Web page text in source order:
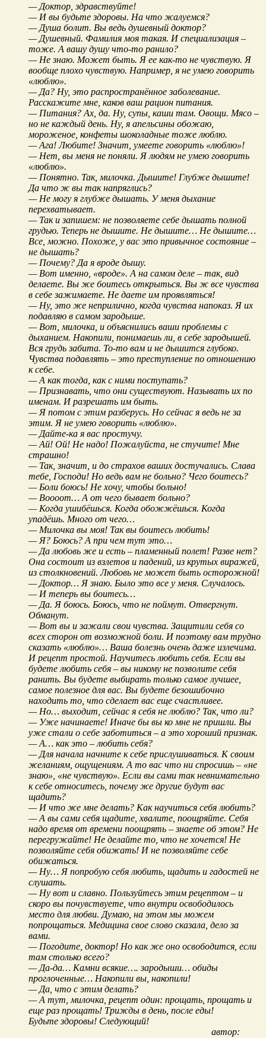
— Доктор, здравствуйте!
— И вы будьте здоровы. На что жалуемся?
— Душа болит. Вы ведь душевный доктор?
— Душевный. Фамилия моя такая. И специализация –
тоже. А вашу душу что-то ранило?
— Не знаю. Может быть. Я ее как-то не чувствую. Я
вообще плохо чувствую. Например, я не умею говорить
«люблю».
— Да? Ну, это распространённое заболевание.
Расскажите мне, каков ваш рацион питания.
— Питания? Ах, да. Ну, супы, каши там. Овощи. Мясо –
но не каждый день. Ну, я апельсины обожаю,
мороженое, конфеты шоколадные тоже люблю.
— Ага! Любите! Значит, умеете говорить «люблю»!
— Нет, вы меня не поняли. Я людям не умею говорить
«люблю».
— Понятно. Так, милочка. Дышите! Глубже дышите!
Да что ж вы так напряглись?
— Не могу я глубже дышать. У меня дыхание
перехватывает.
— Так и запишем: не позволяете себе дышать полной
грудью. Теперь не дышите. Не дышите… Не дышите…
Все, можно. Похоже, у вас это привычное состояние –
не дышать?
— Почему? Да я вроде дышу.
— Вот именно, «вроде». А на самом деле – так, вид
делаете. Вы же боитесь открыться. Вы ж все чувства
в себе зажимаете. Не даете им проявляться!
— Ну, это же неприлично, когда чувства напоказ. Я их
подавляю в самом зародыше.
— Вот, милочка, и объяснились ваши проблемы с
дыханием. Накопили, понимаешь ли, в себе зародышей.
Вся грудь забита. То-то вам и не дышится глубоко.
Чувства подавлять – это преступление по отношению
к себе.
— А как тогда, как с ними поступать?
— Признавать, что они существуют. Называть их по
именам. И разрешать им быть.
— Я потом с этим разберусь. Но сейчас я ведь не за
этим. Я не умею говорить «люблю».
— Дайте-ка я вас простучу.
— Ай! Ой! Не надо! Пожалуйста, не стучите! Мне
страшно!
— Так, значит, и до страхов ваших достучались. Слава
тебе, Господи! Но ведь вам не больно? Чего боитесь?
— Боли боюсь! Не хочу, чтобы больно!
— Воооот… А от чего бывает больно?
— Когда ушибёшься. Когда обожжёшься. Когда
упадёшь. Много от чего…
— Милочка вы моя! Так вы боитесь любить!
— Я? Боюсь? А при чем тут это…
— Да любовь же и есть – пламенный полет! Разве нет?
Она состоит из взлетов и падений, из крутых виражей,
из столкновений. Любовь не может быть осторожной!
— Доктор… Я знаю. Было это все у меня. Случалось.
— И теперь вы боитесь…
— Да. Я боюсь. Боюсь, что не поймут. Отвергнут.
Обманут.
— Вот вы и зажали свои чувства. Защитили себя со
всех сторон от возможной боли. И поэтому вам трудно
сказать «люблю»… Ваша болезнь очень даже излечима.
И рецепт простой. Научитесь любить себя. Если вы
будете любить себя – вы никому не позволите себя
ранить. Вы будете выбирать только самое лучшее,
самое полезное для вас. Вы будете безошибочно
находить то, что сделает вас еще счастливее.
— Но… выходит, сейчас я себя не люблю? Так, что ли?
— Уже начинаете! Иначе бы вы ко мне не пришли. Вы
уже стали о себе заботиться – а это хороший признак.
— А… как это – любить себя?
— Для начала начните к себе прислушиваться. К своим
желаниям, ощущениям. А то вас что ни спросишь – «не
знаю», «не чувствую». Если вы сами так невнимательно
к себе относитесь, почему же другие будут вас
щадить?
— И что же мне делать? Как научиться себя любить?
— А вы сами себя щадите, хвалите, поощряйте. Себя
надо время от времени поощрять – знаете об этом? Не
перегружайте! Не делайте то, что не хочется! Не
позволяйте себя обижать! И не позволяйте себе
обижаться.
— Ну… Я попробую себя любить, щадить и гадостей не
слушать.
— Ну вот и славно. Пользуйтесь этим рецептом – и
скоро вы почувствуете, что внутри освободилось
место для любви. Думаю, на этом мы можем
попрощаться. Медицина свое слово сказала, дело за
вами.
— Погодите, доктор! Но как же оно освободится, если
там столько всего?
— Да-да… Камни всякие…. зародыши… обиды
проглоченные… Накопили вы, накопили!
— Да, что с этим делать?
— А тут, милочка, рецепт один: прощать, прощать и
еще раз прощать! Трижды в день, после еды!
Будьте здоровы! Следующий!
автор: